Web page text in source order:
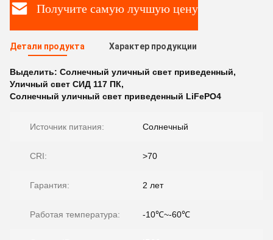
Получите самую лучшую цену
Детали продукта Характер продукции
Выделить: Солнечный уличный свет приведенный,
Уличный свет СИД 117 ПК,
Солнечный уличный свет приведенный LiFePO4
Источник питания: Солнечный
CRI: >70
Гарантия: 2 лет
Работая температура: -10℃~-60℃